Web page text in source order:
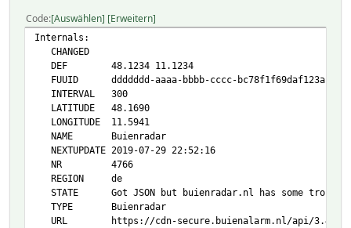
Code Auswählen Erweitern
Internals:
CHANGED
DEF 48.1234 11.1234
FUUID ddddddd-aaaa-bbbb-cccc-bc78f1f69daf123a
INTERVAL 300
LATITUDE 48.1690
LONGITUDE 11.5941
NAME Buienradar
NEXTUPDATE 2019-07-29 22:52:16
NR 4766
REGION de
STATE Got JSON but buienradar.nl has some
TYPE Buienradar
URL https://cdn-secure.buienalarm.nl/api/3.4/